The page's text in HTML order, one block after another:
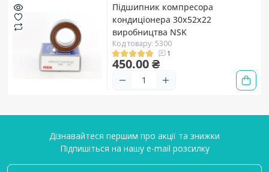
Підшипник компресора
кондиціонера 30х52х22
виробництва NSK
Код товару: 5300
1
450.00 ₴
Дізнавайтеся першим про акції та знижки
Підпишіться на нашу e-mail розсилку